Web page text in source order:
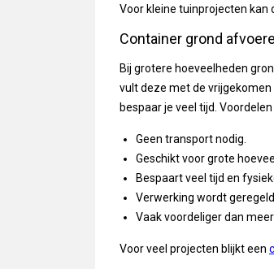
Voor kleine tuinprojecten kan
Container grond
Bij grotere hoeveelheden
vult deze met de
bespaar je veel tijd.
Geen transport nodig.
Geschikt voor grote
Bespaart veel tijd en
Verwerking wordt geregeld.
Vaak voordeliger dan
Voor veel projecten blijkt een